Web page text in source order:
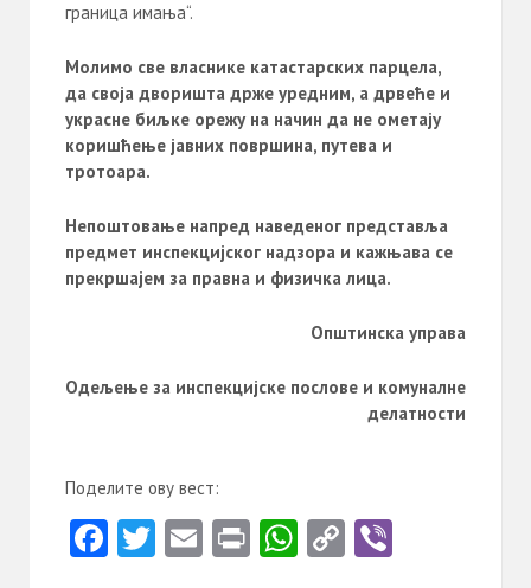
граница имања“.
Молимо све власнике катастарских парцела,
да своја дворишта држе уредним, а дрвеће и
украсне биљке орежу на начин да не ометају
коришћење јавних површина, путева и
тротоара.
Непоштовање напред наведеног представља
предмет инспекцијског надзора и кажњава се
прекршајем за правна и физичка лица.
Општинска управа
Одељење за инспекцијске послове и комуналне
делатности
Поделите ову вест:
Fa T E Pr W C